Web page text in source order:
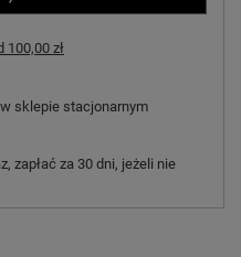
100,00 zł
sklepie stacjonarnym
zapłać za 30 dni, jeżeli nie